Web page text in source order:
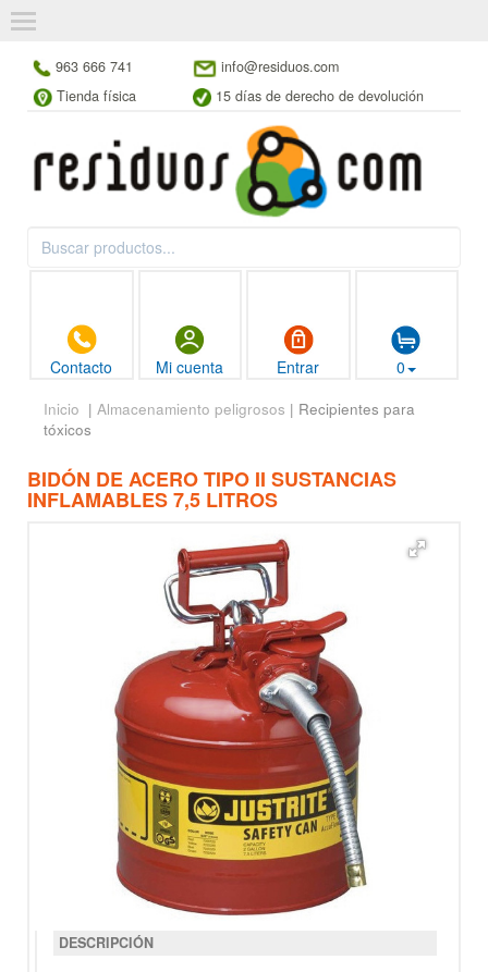
963 666 741
info@residuos.com
Tienda física
15 días de derecho de devolución
Contacto Mi cuenta Entrar 0
Inicio | Almacenamiento peligrosos | Recipientes para
tóxicos
BIDÓN DE ACERO TIPO II SUSTANCIAS
INFLAMABLES 7,5 LITROS
DESCRIPCIÓN